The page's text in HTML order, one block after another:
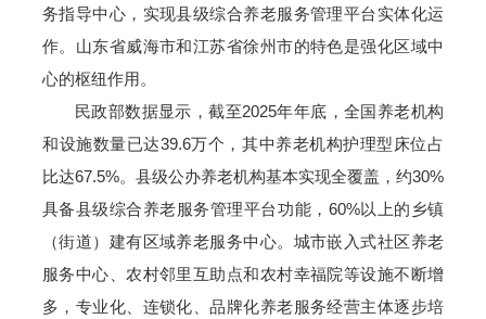
务指导中心，实现县级综合养老服务管理平台实体化运
作。山东省威海市和江苏省徐州市的特色是强化区域中
心的枢纽作用。
民政部数据显示，截至2025年年底，全国养老机构
和设施数量已达39.6万个，其中养老机构护理型床位占
比达67.5%。县级公办养老机构基本实现全覆盖，约30%
具备县级综合养老服务管理平台功能，60%以上的乡镇
（街道）建有区域养老服务中心。城市嵌入式社区养老
服务中心、农村邻里互助点和农村幸福院等设施不断增
多，专业化、连锁化、品牌化养老服务经营主体逐步培